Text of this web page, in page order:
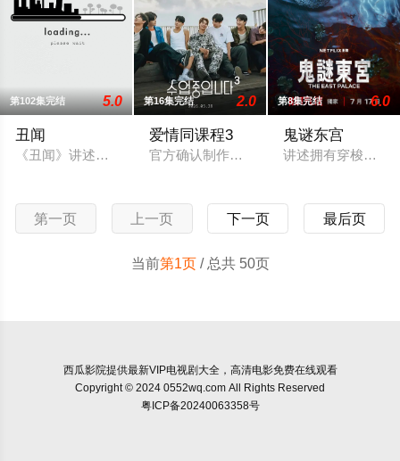
第102集完结 5.0
丑闻
《丑闻》讲述了想要拥有世界的女人和另一位为了复仇不惜一切
第16集完结 2.0
爱情同课程3
官方确认制作第三季。
第8集完结 6.0
鬼谜东宫
讲述拥有穿梭于灵
第一页 上一页 下一页 最后页
当前第1页/ 总共 50页
西瓜影院提供最新VIP电视剧大全，高清电影免费在线观看
Copyright © 2024 0552wq.com All Rights Reserved
粤ICP备20240063358号